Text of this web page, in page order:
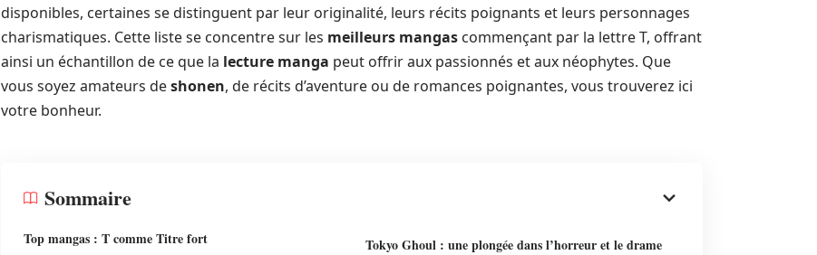
disponibles, certaines se distinguent par leur originalité, leurs récits poignants et leurs personnages
charismatiques. Cette liste se concentre sur les meilleurs mangas commençant par la lettre T, offrant
ainsi un échantillon de ce que la lecture manga peut offrir aux passionnés et aux néophytes. Que
vous soyez amateurs deshonen, de récits d’aventure ou de romances poignantes, vous trouverez ici
votre bonheur.
Sommaire
Top mangas : T comme Titre fort
Tokyo Ghoul : une plongée dans l’horreur et le drame